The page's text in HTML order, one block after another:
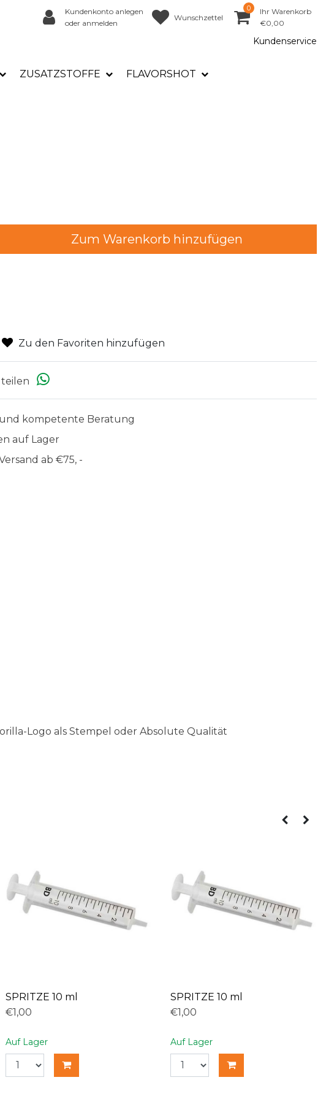
Kundenkonto anlegen
oder anmelden
Wunschzettel
0
Ihr Warenkorb
€0,00
Kundenservice
ZUSATZSTOFFE FLAVORSHOT
Zum Warenkorb hinzufügen
Zu den Favoriten hinzufügen
kompetente Beratung
auf Lager
ab €75, -
Logo als Stempel oder Absolute Qualität
SPRITZE 10 ml
€1,00
Auf Lager
SPRITZE 10 ml
€1,00
Auf Lager